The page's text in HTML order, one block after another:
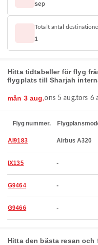
sep
Totalt antal
1
Hitta tidtabeller för flyg
flygplats till Sharjah
mån 3 aug.ons 5 aug.tors 6
Flyg nummer.
AI9183 Airbus A320
IX135 -
G9464 -
G9466 -
Hitta den bästa resan